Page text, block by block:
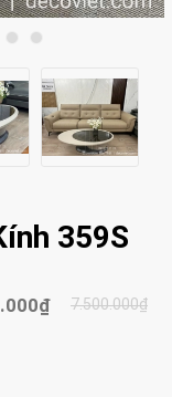
359S
7.500.000₫